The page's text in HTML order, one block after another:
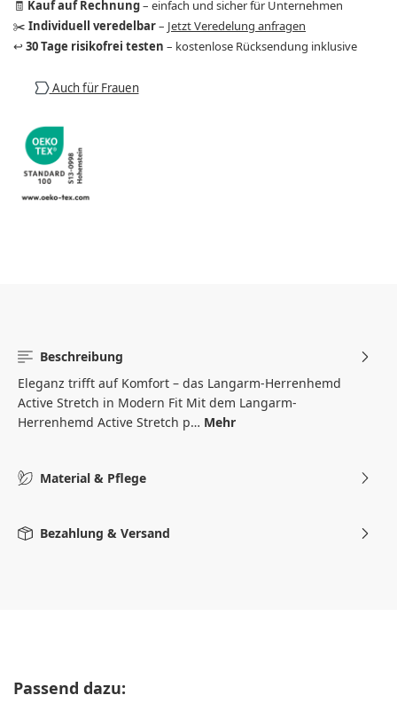
🧾 Kauf auf Rechnung– einfach und sicher für Unternehmen
✂️ Individuell veredelbar– Jetzt Veredelung anfragen
↩️ 30 Tage risikofrei testen – kostenlose Rücksendung inklusive
Auch für Frauen
Beschreibung
Eleganz trifft auf Komfort – das Langarm-Herrenhemd
Active Stretch in Modern Fit Mit dem Langarm-
Herrenhemd Active Stretch p… Mehr
Material & Pflege
Bezahlung & Versand
Produktgalerie überspringen
Passend dazu: